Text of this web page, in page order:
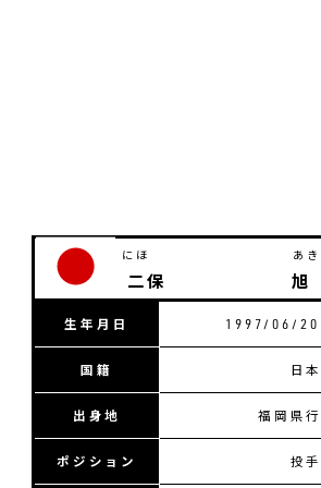
にほ あき
二保 旭
生年月日 1997/06/20
国籍 日本
出身地 福岡県
ポジション 投手